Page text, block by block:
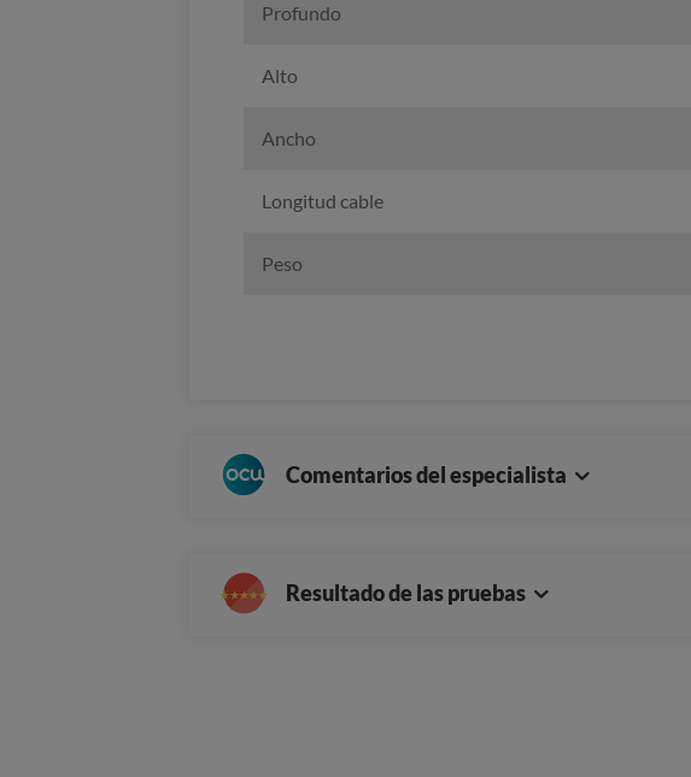
Profundo
Alto
Ancho
Longitud cable
Peso
Comentarios del especialista
Resultado de las pruebas